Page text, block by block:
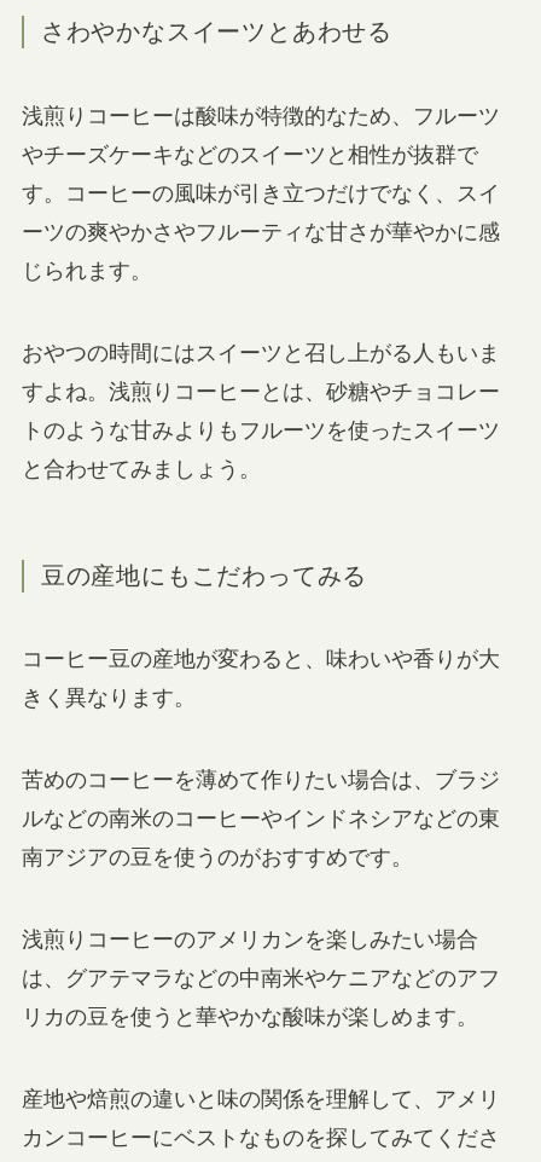
さわやかなスイーツとあわせる
浅煎りコーヒーは酸味が特徴的なため、フルーツ
やチーズケーキなどのスイーツと相性が抜群で
す。コーヒーの風味が引き立つだけでなく、スイ
ーツの爽やかさやフルーティな甘さが華やかに感
じられます。
おやつの時間にはスイーツと召し上がる人もいま
すよね。浅煎りコーヒーとは、砂糖やチョコレー
トのような甘みよりもフルーツを使ったスイーツ
と合わせてみましょう。
豆の産地にもこだわってみる
コーヒー豆の産地が変わると、味わいや香りが大
きく異なります。
苦めのコーヒーを薄めて作りたい場合は、ブラジ
ルなどの南米のコーヒーやインドネシアなどの東
南アジアの豆を使うのがおすすめです。
浅煎りコーヒーのアメリカンを楽しみたい場合
は、グアテマラなどの中南米やケニアなどのアフ
リカの豆を使うと華やかな酸味が楽しめます。
産地や焙煎の違いと味の関係を理解して、アメリ
カンコーヒーにベストなものを探してみてくださ